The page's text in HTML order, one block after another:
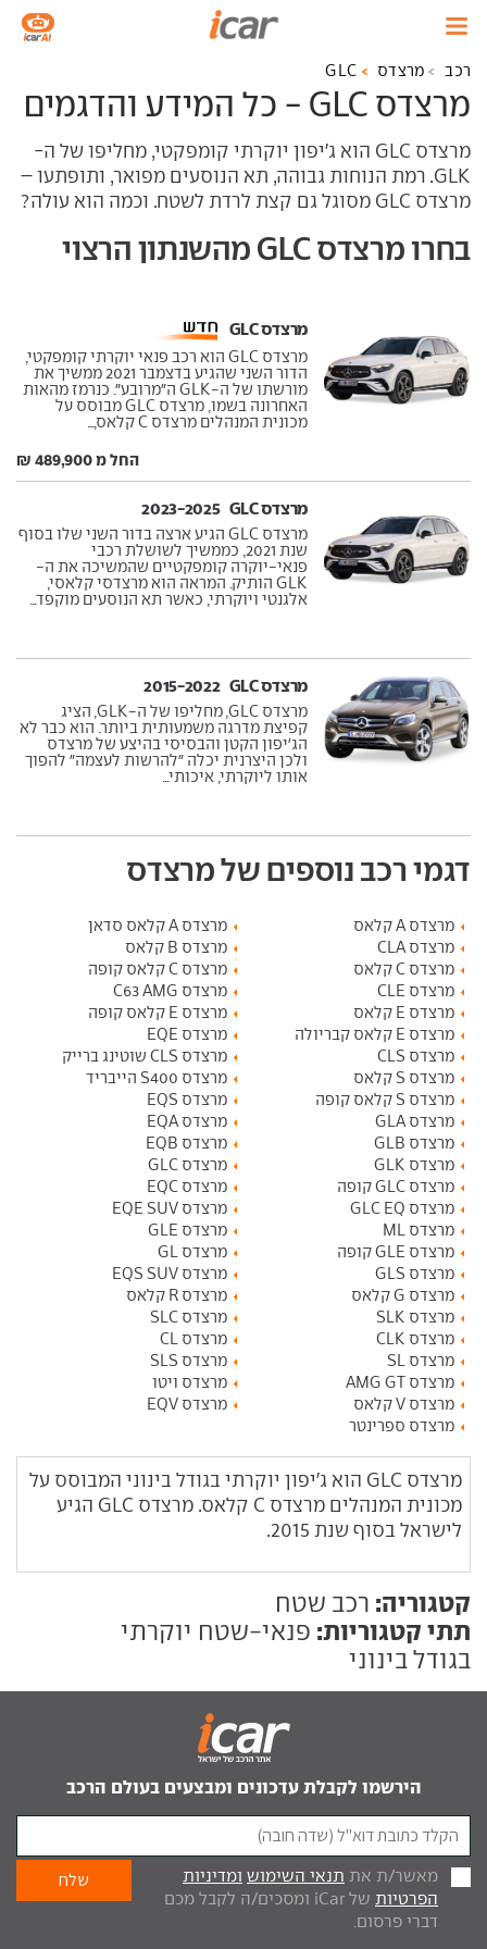
רכב מרצדס GLC
מרצדס GLC - כל המידע והדגמים
מרצדס GLC הוא ג'יפון יוקרתי קומפקטי, מחליפו של ה-
GLK. רמת הנוחות גבוהה, תא הנוסעים מפואר, ותופתעו –
מרצדס GLC מסוגל גם קצת לרדת לשטח. וכמה הוא עולה?
בחרו מרצדס GLC מהשנתון הרצוי
מרצדס GLC ‏
מרצדס GLC הוא רכב פנאי יוקרתי קומפקטי,
הדור השני שהגיע בדצמבר 2021 ממשיך את
מורשתו של ה-GLK ה"מרובע". כנרמז מהאות
האחרונה בשמו, מרצדס GLC מבוסס על
מכונית המנהלים מרצדס C קלאס,...
החל מ 489,900 ₪
מרצדס GLC ‏ 2023-2025
מרצדס GLC הגיע ארצה בדור השני שלו בסוף
שנת 2021, כממשיך לשושלת רכבי
פנאי-יוקרה קומפקטיים שהמשיכה את ה-
GLK הותיק. המראה הוא מרצדסי קלאסי,
אלגנטי ויוקרתי, כאשר תא הנוסעים מוקפד...
מרצדס GLC ‏ 2015-2022
מרצדס GLC, מחליפו של ה-GLK, הציג
קפיצת מדרגה משמעותית ביותר. הוא כבר לא
הג'יפון הקטן והבסיסי בהיצע של מרצדס
ולכן היצרנית יכלה "להרשות לעצמה" להפוך
אותו ליוקרתי, איכותי...
דגמי רכב נוספים של מרצדס
מרצדס A קלאס
מרצדס A קלאס סדאן
מרצדס CLA
מרצדס B קלאס
מרצדס C קלאס
מרצדס C קלאס קופה
מרצדס CLE
מרצדס C63 AMG
מרצדס E קלאס
מרצדס E קלאס קופה
מרצדס E קלאס קבריולה
מרצדס EQE
מרצדס CLS
מרצדס CLS שוטינג ברייק
מרצדס S קלאס
מרצדס S400 הייבריד
מרצדס S קלאס קופה
מרצדס EQS
מרצדס GLA
מרצדס EQA
מרצדס GLB
מרצדס EQB
מרצדס GLK
מרצדס GLC
מרצדס GLC קופה
מרצדס EQC
מרצדס GLC EQ
מרצדס EQE SUV
מרצדס ML
מרצדס GLE
מרצדס GLE קופה
מרצדס GL
מרצדס GLS
מרצדס EQS SUV
מרצדס G קלאס
מרצדס R קלאס
מרצדס SLK
מרצדס SLC
מרצדס CLK
מרצדס CL
מרצדס SL
מרצדס SLS
מרצדס AMG GT
מרצדס ויטו
מרצדס V קלאס
מרצדס EQV
מרצדס ספרינטר
מרצדס GLC הוא ג'יפון יוקרתי בגודל בינוני המבוסס על
מכונית המנהלים מרצדס C קלאס. מרצדס GLC הגיע
לישראל בסוף שנת 2015.
קטגוריה: רכב שטח
תתי קטגוריות: פנאי-שטח יוקרתי
בגודל בינוני
הירשמו לקבלת עדכונים ומבצעים בעולם הרכב
מאשר/ת את תנאי השימוש ומדיניות
הפרטיות
של iCar ומסכים/ה לקבל מכם
דברי פרסום.